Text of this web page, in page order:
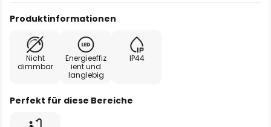
Produktinformationen
Nicht
dimmbar
Energieeffiz
ient und
langlebig
IP44
Perfekt für diese Bereiche